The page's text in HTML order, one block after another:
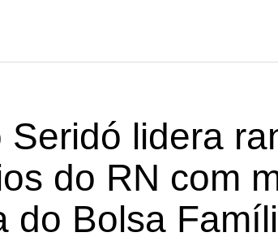
Seridó lidera
do RN com
do Bolsa